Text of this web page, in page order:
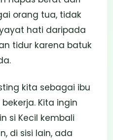
orang tua, tidak
hati daripada
tidur karena batuk
kita sebagai ibu
Kita ingin
si Kecil kembali
di sisi lain, ada